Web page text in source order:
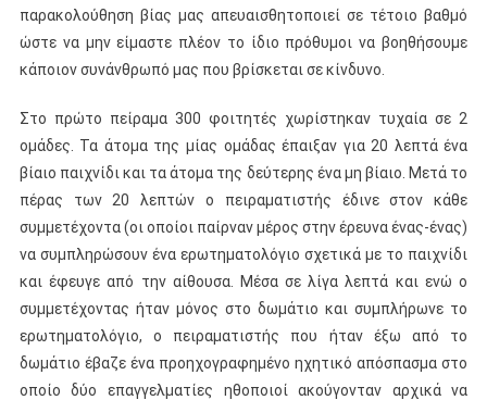
παρακολούθηση βίας μας απευαισθητοποιεί σε τέτοιο βαθμό
ώστε να μην είμαστε πλέον το ίδιο πρόθυμοι να βοηθήσουμε
κάποιον συνάνθρωπό μας που βρίσκεται σε κίνδυνο.
Στο πρώτο πείραμα 300 φοιτητές χωρίστηκαν τυχαία σε 2
ομάδες. Τα άτομα της μίας ομάδας έπαιξαν για 20 λεπτά ένα
βίαιο παιχνίδι και τα άτομα της δεύτερης ένα μη βίαιο. Μετά το
πέρας των 20 λεπτών ο πειραματιστής έδινε στον κάθε
συμμετέχοντα (οι οποίοι παίρναν μέρος στην έρευνα ένας-ένας)
να συμπληρώσουν ένα ερωτηματολόγιο σχετικά με το παιχνίδι
και έφευγε από την αίθουσα. Μέσα σε λίγα λεπτά και ενώ ο
συμμετέχοντας ήταν μόνος στο δωμάτιο και συμπλήρωνε το
ερωτηματολόγιο, ο πειραματιστής που ήταν έξω από το
δωμάτιο έβαζε ένα προηχογραφημένο ηχητικό απόσπασμα στο
οποίο δύο επαγγελματίες ηθοποιοί ακούγονταν αρχικά να